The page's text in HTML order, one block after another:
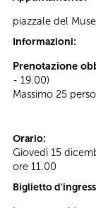
piazzale del
Informazioni:
Prenotazione
- 19.00)
Massimo 25
Orario:
Giovedì 15
ore 11.00
Biglietto